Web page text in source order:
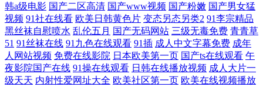
韩a级电影 国产二区高清 国产www视频 国产粉嫩 国产男女猛
视频 91社在线看 欧美日韩黄色片 变态另态另类2 91李宗精品
黑丝袜自慰喷水 乱伦五月 国产无码网站 三级无毒免费 青青草
51 91丝袜在线 91九色在线观看 91插 成人中文字幕免费 成年
人网站视频 免费在线影院 日本欧美第一页 国产ts在线观看 午
夜影院国产在线 91操在线观看 日韩在线播放视频 成人大片一
级天天 内射性爱网址大全 欧美社区第一页 欧美在线视频播放